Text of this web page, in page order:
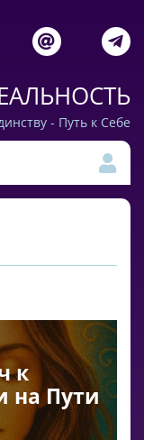
- Путь к Себе
к
на Пути